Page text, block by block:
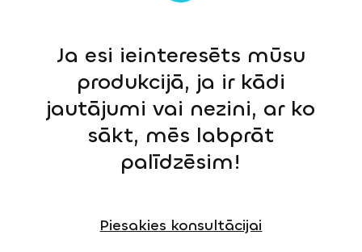
Ja esi ieinteresēts mūsu
produkcijā, ja ir kādi
jautājumi vai nezini, ar ko
sākt, mēs labprāt
palīdzēsim!
Piesakies konsultācijai